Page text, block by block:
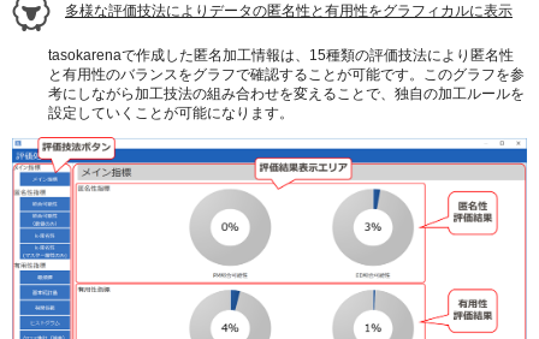
多様な評価技法によりデータの匿名性と有用性をグラフィカルに表示
tasokarenaで作成した匿名加工情報は、15種類の評価技法により匿名性
と有用性のバランスをグラフで確認することが可能です。このグラフを参
考にしながら加工技法の組み合わせを変えることで、独自の加工ルールを
設定していくことが可能になります。